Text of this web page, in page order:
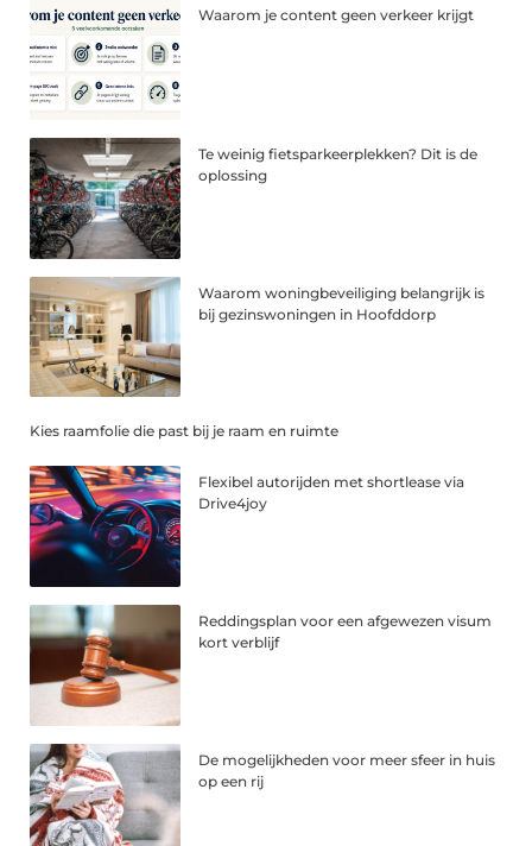
Waarom je content geen verkeer krijgt
Te weinig fietsparkeerplekken? Dit is de
oplossing
Waarom woningbeveiliging belangrijk is
bij gezinswoningen in Hoofddorp
Kies raamfolie die past bij je raam en ruimte
Flexibel autorijden met shortlease via
Drive4joy
Reddingsplan voor een afgewezen visum
kort verblijf
De mogelijkheden voor meer sfeer in huis
op een rij